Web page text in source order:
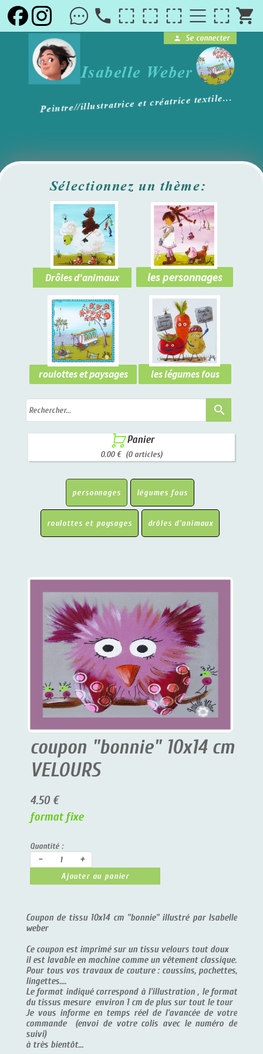
brightness_1
person Se connecter
Isabelle Weber
Peintre//illustratrice et créatrice textile...
Sélectionnez un thème:
roulottes et paysages
Drôles d'animaux les personnages
les légumes fous
search
 Panier
0.00 € (0 articles)
personnages légumes fous
roulottes et paysages drôles d'animaux
coupon "bonnie" 10x14 cm
VELOURS
4.50 €
format fixe
Quantité :
- +
Ajouter au panier
Coupon de tissu 10x14 cm "bonnie" illustré par Isabelle
weber
Ce coupon est imprimé sur un tissu velours tout doux
il est lavable en machine comme un vêtement classique.
Pour tous vos travaux de couture : coussins, pochettes,
lingettes....
Le format indiqué correspond à l'illustration , le format
du tissus mesure environ 1 cm de plus sur tout le tour
Je vous informe en temps réel de l'avancée de votre
commande (envoi de votre colis avec le numéro de
suivi)
à très bientôt...
local_phone shopping_cart